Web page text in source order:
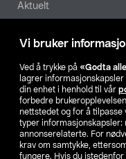
Vi bruker
Ved å trykke på «Godta
lagrer
din enhet i henhold til vår
forbedre
nettstedet og for å tilpasse
typer informasjonskapsler:
annonserelaterte. For
krav om samtykke,
fungere. Hvis du istedenfor
Aktuelt
Våre selskaper